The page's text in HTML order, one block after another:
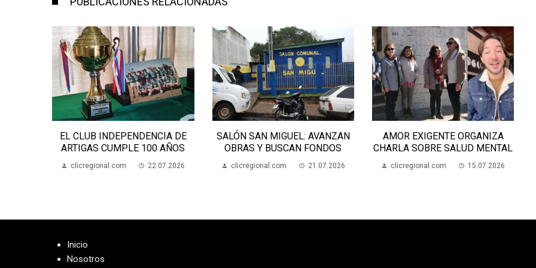
DE
100 AÑOS
22.07.2026
SALÓN SAN MIGUEL: AVANZAN
OBRAS Y BUSCAN FONDOS
clicregional.com 21.07.2026
AMOR EXIGENTE ORGANIZA
CHARLA SOBRE SALUD MENTAL
clicregional.com 15.07.2026
EL CLUB
ARTIGAS CUMPLE 100
clicregional.com
Inicio
Nosotros